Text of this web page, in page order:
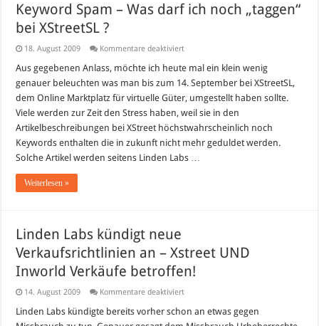
Keyword Spam – Was darf ich noch „taggen“
bei XStreetSL ?
18. August 2009 Kommentare deaktiviertfür
Spam
Was
darf
ich
noch
„taggen“
bei
XStreetSL
Aus gegebenen Anlass, möchte ich heute mal ein klein wenig
genauer beleuchten was man bis zum 14. September bei XStreetSL,
dem Online Marktplatz für virtuelle Güter, umgestellt haben sollte.
Viele werden zur Zeit den Stress haben, weil sie in den
Artikelbeschreibungen bei XStreet höchstwahrscheinlich noch
Keywords enthalten die in zukunft nicht mehr geduldet werden.
Solche Artikel werden seitens Linden Labs …
Weiterlesen »
Linden Labs kündigt neue
Verkaufsrichtlinien an – Xstreet UND
Inworld Verkäufe betroffen!
14. August 2009 Kommentare deaktiviertfür
Labs
Linden Labs kündigte bereits vorher schon an etwas gegen